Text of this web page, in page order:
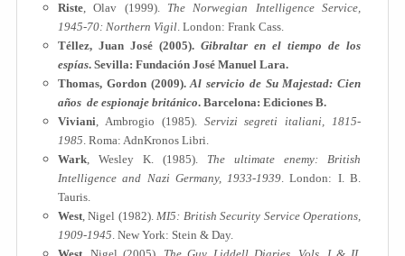
Riste, Olav (1999). The Norwegian Intelligence Service,
1945-70: Northern Vigil. London: Frank Cass.
Téllez, Juan José (2005). Gibraltar en el tiempo de los
espías. Sevilla: Fundación José Manuel Lara.
Thomas, Gordon (2009).Al servicio de Su Majestad: Cien
años de espionaje británico. Barcelona: Ediciones B.
Viviani, Ambrogio (1985). Servizi segreti italiani, 1815-
1985. Roma: AdnKronos Libri.
Wark, Wesley K. (1985). The ultimate enemy: British
Intelligence and Nazi Germany, 1933-1939. London: I. B.
Tauris.
West, Nigel (1982).MI5: British Security Service Operations,
1909-1945. New York: Stein & Day.